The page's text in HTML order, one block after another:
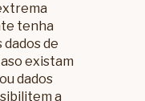
tenha
de
existam
dados
a